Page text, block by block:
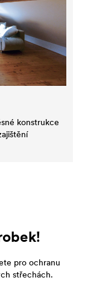
konstrukce
pro ochranu
střechách.